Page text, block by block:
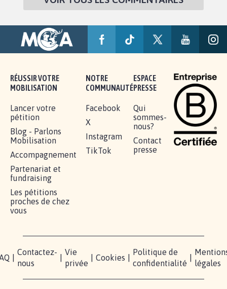
RÉUSSIR VOTRE
MOBILISATION
Lancer votre
pétition
Blog - Parlons
Mobilisation
Accompagnement
Partenariat et
fundraising
Les pétitions
proches de chez
vous
NOTRE
COMMUNAUTÉ
Facebook
X
Instagram
TikTok
ESPACE
PRESSE
Qui
sommes-
nous?
Contact
presse
Contactez-
nous
Vie
privée
Cookies
Politique de
confidentialité
légales